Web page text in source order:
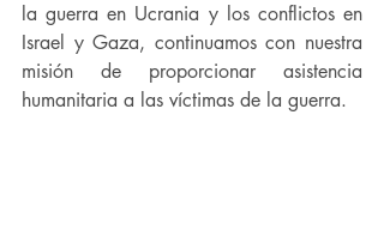
la guerra en Ucrania y los conflictos en
Israel y Gaza, continuamos con nuestra
misión de proporcionar asistencia
humanitaria a las víctimas de la guerra.